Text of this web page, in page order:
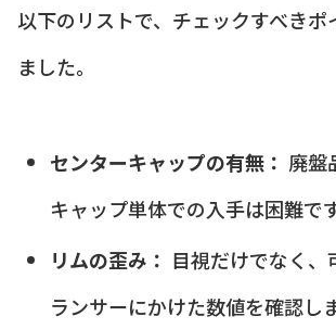
以下のリストで、チェックすべきポ
ました。
センターキャップの有無： 廃盤
キャップ単体での入手は困難です
リムの歪み： 目視だけでなく
ランサーにかけた数値を確認し